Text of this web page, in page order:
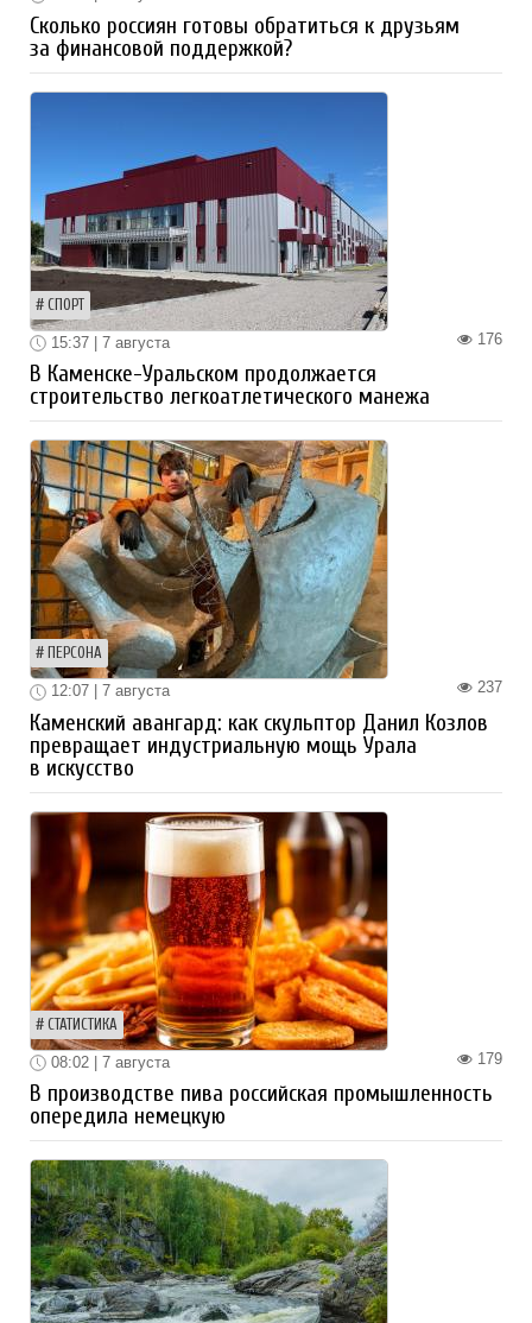
Сколько россиян готовы обратиться к друзьям
за финансовой поддержкой?
СПОРТ
176
15:37 | 7 августа
В Каменске-Уральском продолжается
строительство легкоатлетического манежа
ПЕРСОНА
237
12:07 | 7 августа
Каменский авангард: как скульптор Данил Козлов
превращает индустриальную мощь Урала
в искусство
СТАТИСТИКА
179
08:02 | 7 августа
В производстве пива российская промышленность
опередила немецкую